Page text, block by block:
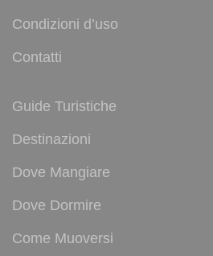
Condizioni d’uso
Contatti
Guide Turistiche
Destinazioni
Dove Mangiare
Dove Dormire
Come Muoversi